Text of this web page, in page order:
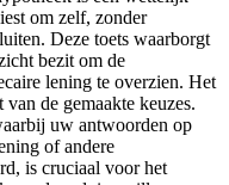
om zelf, zonder
Deze toets waarborgt
bezit om de
lening te overzien. Het
de gemaakte keuzes.
uw antwoorden op
of andere
is cruciaal voor het